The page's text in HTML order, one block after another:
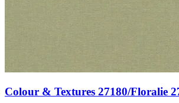
Colour & Textures 27180/Floralie